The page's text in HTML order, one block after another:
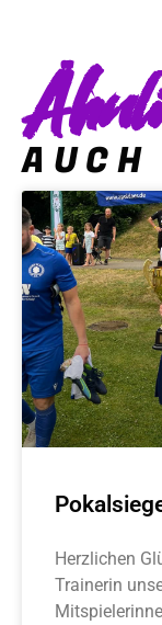
Herzlichen
Trainerin